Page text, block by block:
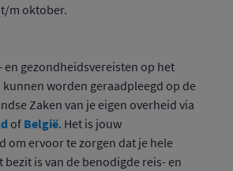
m oktober.
en gezondheidsvereisten op het
worden geraadpleegd op de
Zaken van je eigen overheid via
of België. Het is jouw
om ervoor te zorgen dat je hele
bezit is van de benodigde reis- en